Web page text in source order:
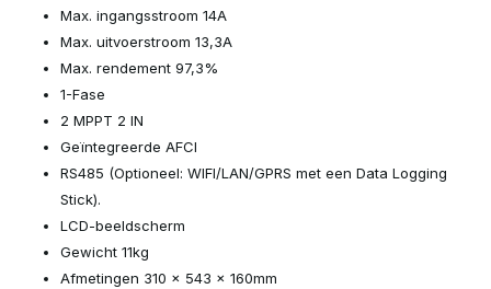
Max. ingangsstroom 14A
Max. uitvoerstroom 13,3A
Max. rendement 97,3%
1-Fase
2 MPPT 2 IN
Geïntegreerde AFCI
RS485 (Optioneel: WIFI/LAN/GPRS met een Data Logging
Stick).
LCD-beeldscherm
Gewicht 11kg
Afmetingen 310 x 543 x 160mm